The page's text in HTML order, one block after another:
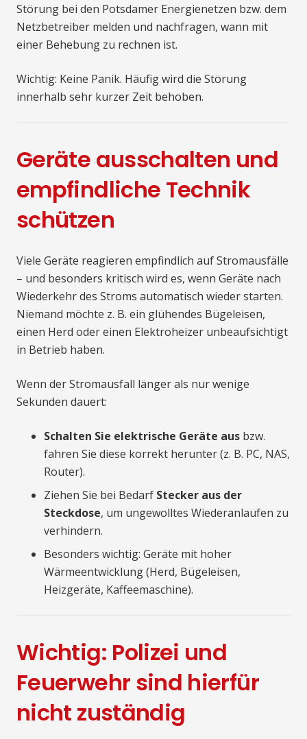
Störung bei den Potsdamer Energienetzen bzw. dem
Netzbetreiber melden und nachfragen, wann mit
einer Behebung zu rechnen ist.
Wichtig: Keine Panik. Häufig wird die Störung
innerhalb sehr kurzer Zeit behoben.
Geräte ausschalten und
empfindliche Technik
schützen
Viele Geräte reagieren empfindlich auf Stromausfälle
– und besonders kritisch wird es, wenn Geräte nach
Wiederkehr des Stroms automatisch wieder starten.
Niemand möchte z. B. ein glühendes Bügeleisen,
einen Herd oder einen Elektroheizer unbeaufsichtigt
in Betrieb haben.
Wenn der Stromausfall länger als nur wenige
Sekunden dauert:
Schalten Sie elektrische Geräte aus bzw.
fahren Sie diese korrekt herunter (z. B. PC, NAS,
Router).
Ziehen Sie bei Bedarf Stecker aus der
Steckdose, um ungewolltes Wiederanlaufen zu
verhindern.
Besonders wichtig: Geräte mit hoher
Wärmeentwicklung (Herd, Bügeleisen,
Heizgeräte, Kaffeemaschine).
Wichtig: Polizei und
Feuerwehr sind hierfür
nicht zuständig